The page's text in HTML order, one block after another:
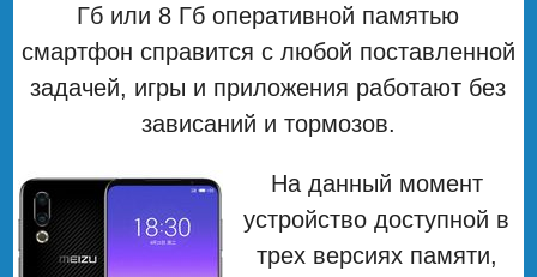
Гб или 8 Гб оперативной памятью
смартфон справится с любой поставленной
задачей, игры и приложения работают без
зависаний и тормозов.
На данный момент
устройство доступной в
трех версиях памяти,